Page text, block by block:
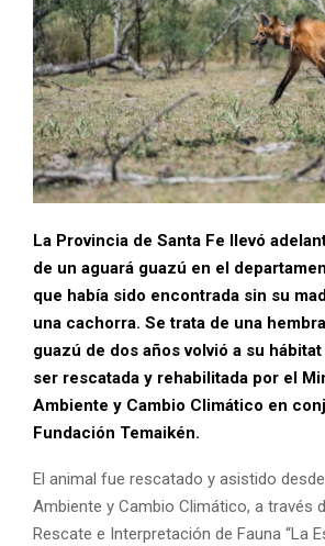
La Provincia de Santa Fe llevó
de un aguará guazú en el
que había sido encontrada sin su
una cachorra. Se trata de una
guazú de dos años volvió a su
ser rescatada y rehabilitada por el
Ambiente y Cambio Climático en
Fundación Temaikén.
El animal fue rescatado y asistido
Ambiente y Cambio Climático, a través
Rescate e Interpretación de Fauna “La